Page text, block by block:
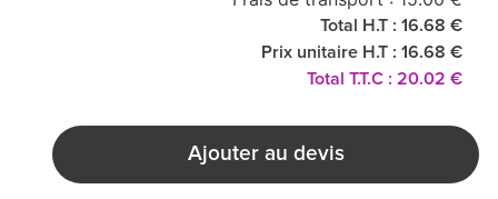
Total H.T : 16.68 €
Prix unitaire H.T : 16.68 €
Total T.T.C : 20.02 €
Ajouter au devis